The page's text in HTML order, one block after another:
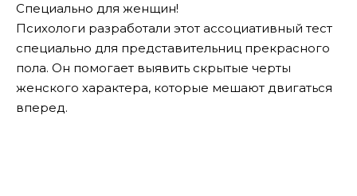
Специально для женщин!
Психологи разработали этот ассоциативный тест
специально для представительниц прекрасного
пола. Он помогает выявить скрытые черты
женского характера, которые мешают двигаться
вперед.